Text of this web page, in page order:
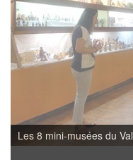
Les 8 mini-musées du Val